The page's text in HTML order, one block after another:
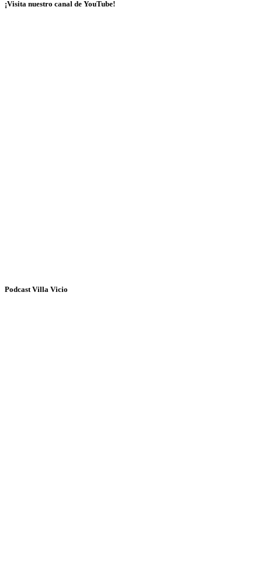
¡Visita nuestro canal de YouTube!
Podcast Villa Vicio